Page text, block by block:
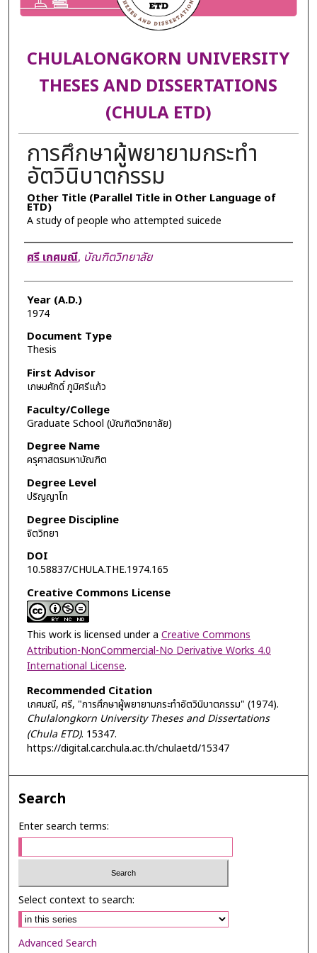
CHULALONGKORN UNIVERSITY
THESES AND DISSERTATIONS
(CHULA ETD)
การศึกษาผู้พยายามกระทำ
อัตวินิบาตกรรม
Other Title (Parallel Title in Other Language of
ETD)
A study of people who attempted suicede
Author
ศรี เกศมณี, บัณฑิตวิทยาลัย
Year (A.D.)
1974
Document Type
Thesis
First Advisor
เกษมศักดิ์ ภูมิศรีแก้ว
Faculty/College
Graduate School (บัณฑิตวิทยาลัย)
Degree Name
ครุศาสตรมหาบัณฑิต
Degree Level
ปริญญาโท
Degree Discipline
จิตวิทยา
DOI
10.58837/CHULA.THE.1974.165
Creative Commons License
This work is licensed under a Creative Commons
Attribution-NonCommercial-No Derivative Works 4.0
International License.
Recommended Citation
เกศมณี, ศรี, "การศึกษาผู้พยายามกระทำอัตวินิบาตกรรม" (1974).
Chulalongkorn University Theses and Dissertations
(Chula ETD). 15347.
https://digital.car.chula.ac.th/chulaetd/15347
Search
Enter search terms:
Select context to search:
Advanced Search